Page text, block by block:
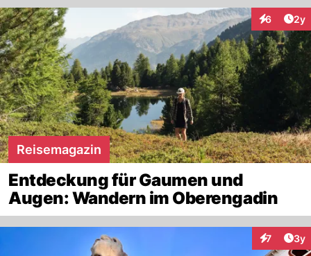
6 2y
Reisemagazin
Entdeckung für Gaumen und
Augen: Wandern im Oberengadin
7 3y